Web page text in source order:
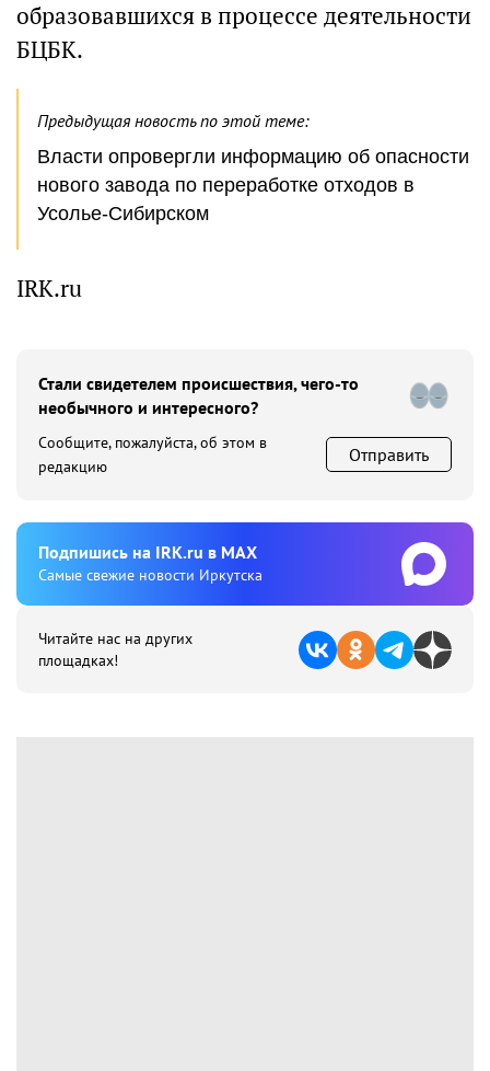
образовавшихся в процессе деятельности
БЦБК.
Предыдущая новость по этой теме:
Власти опровергли информацию об опасности
нового завода по переработке отходов в
Усолье-Сибирском
IRK.ru
Стали свидетелем происшествия, чего-то
необычного и интересного?
Сообщите, пожалуйста, об этом в
редакцию
Отправить
Подпишиcь на IRK.ru в MAX
Cамые свежие новости Иркутска
Читайте нас на других
площадках!